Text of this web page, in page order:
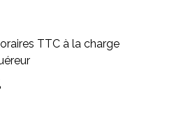
TTC à la charge